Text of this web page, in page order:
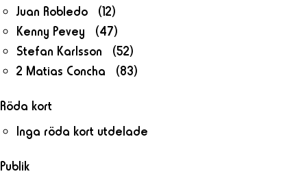
Juan Robledo (12)
Kenny Pevey (47)
Stefan Karlsson (52)
2 Matias Concha (83)
Röda kort
Inga röda kort utdelade
Publik